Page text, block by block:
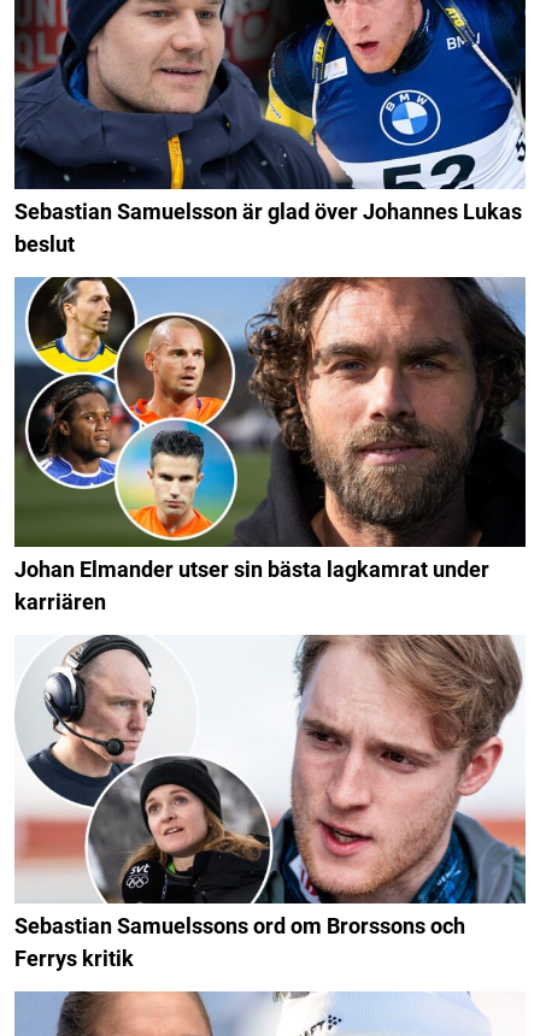
Sebastian Samuelsson är glad över Johannes Lukas
beslut
Johan Elmander utser sin bästa lagkamrat under
karriären
Sebastian Samuelssons ord om Brorssons och
Ferrys kritik